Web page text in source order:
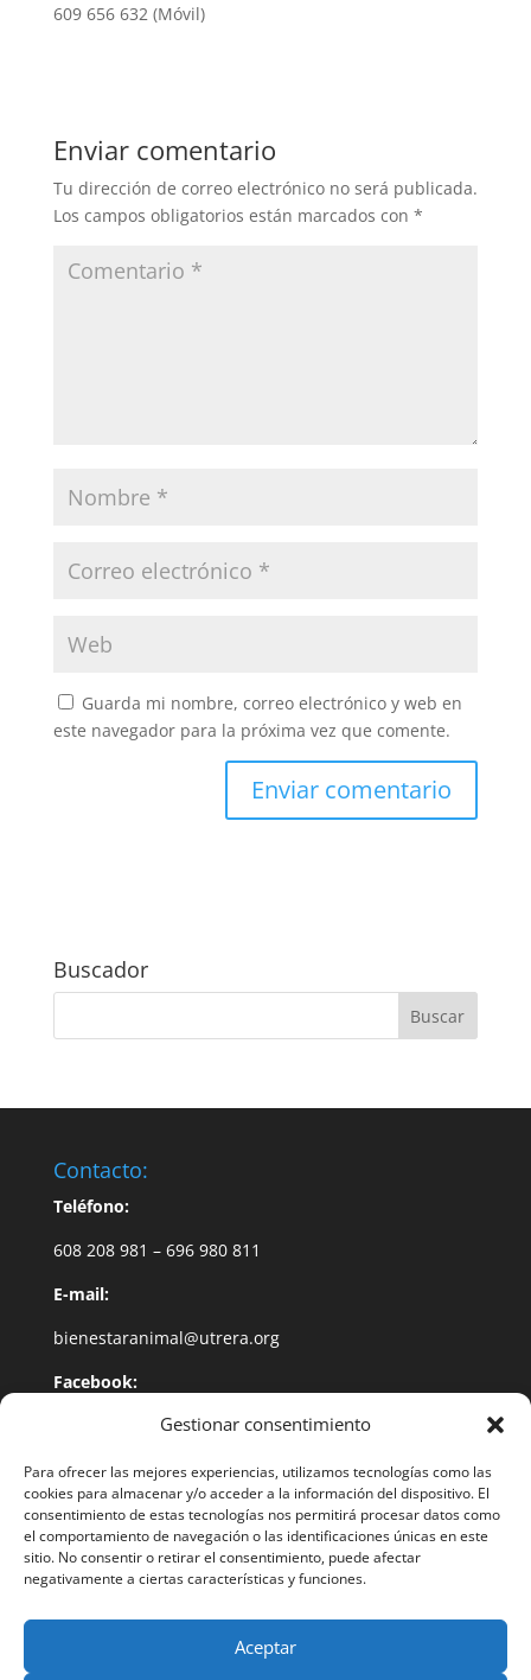
Gestionar consentimiento
Para ofrecer las mejores experiencias, utilizamos tecnologías como las
cookies para almacenar y/o acceder a la información del dispositivo. El
consentimiento de estas tecnologías nos permitirá procesar datos como
el comportamiento de navegación o las identificaciones únicas en este
sitio. No consentir o retirar el consentimiento, puede afectar
negativamente a ciertas características y funciones.
Aceptar
609 656 632 (Móvil)
Enviar comentario
Tu dirección de correo electrónico no será publicada.
Los campos obligatorios están marcados con *
Guarda mi nombre, correo electrónico y web en
este navegador para la próxima vez que comente.
Buscador
Contacto:
Teléfono:
608 208 981 – 696 980 811
E-mail:
bienestaranimal@utrera.org
Facebook:
@BienestarAnimalUtrera
Dirección:
Plaza de Gibaxa Nº 1
Utrera – 41710 (Sevilla)